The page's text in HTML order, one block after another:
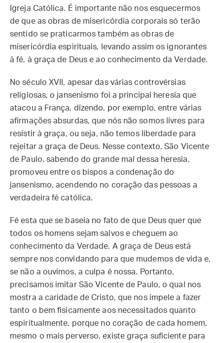
Igreja Católica. É importante não nos esquecermos
de que as obras de misericórdia corporais só terão
sentido se praticarmos também as obras de
misericórdia espirituais, levando assim os ignorantes
à fé, à graça de Deus e ao conhecimento da Verdade.
No século XVII, apesar das várias controvérsias
religiosas, o jansenismo foi a principal heresia que
atacou a França, dizendo, por exemplo, entre várias
afirmações absurdas, que nós não somos livres para
resistir à graça, ou seja, não temos liberdade para
rejeitar a graça de Deus. Nesse contexto, São Vicente
de Paulo, sabendo do grande mal dessa heresia,
promoveu entre os bispos a condenação do
jansenismo, acendendo no coração das pessoas a
verdadeira fé católica.
Fé esta que se baseia no fato de que Deus quer que
todos os homens sejam salvos e cheguem ao
conhecimento da Verdade. A graça de Deus está
sempre nos convidando para que mudemos de vida e,
se não a ouvimos, a culpa é nossa. Portanto,
precisamos imitar São Vicente de Paulo, o qual nos
mostra a caridade de Cristo, que nos impele a fazer
tanto o bem fisicamente aos necessitados quanto
espiritualmente, porque no coração de cada homem,
mesmo o mais perverso, existe graça suficiente para